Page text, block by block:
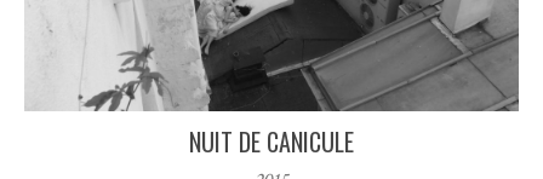
NUIT DE CANICULE